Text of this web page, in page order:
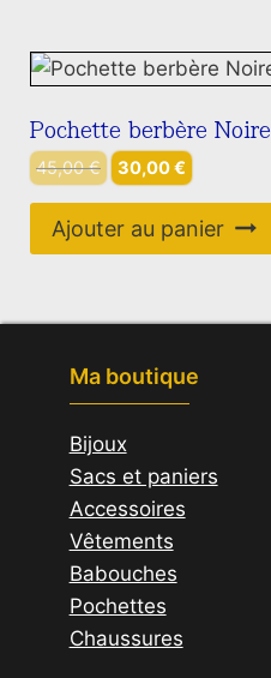
Pochette berbère
45,00€
Le
initial
était :
30,00€
actuel
est :
Ajouter au panier
Ma boutique
Bijoux
Sacs et paniers
Accessoires
Vêtements
Babouches
Pochettes
Chaussures